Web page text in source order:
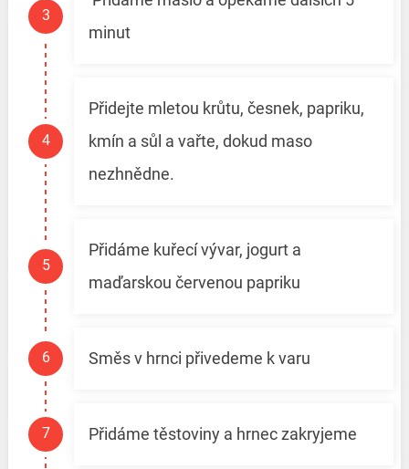
minut
Přidejte mletou krůtu, česnek, papriku,
kmín a sůl a vařte, dokud maso
nezhnědne.
Přidáme kuřecí vývar, jogurt a
maďarskou červenou papriku
Směs v hrnci přivedeme k varu
Přidáme těstoviny a hrnec zakryjeme